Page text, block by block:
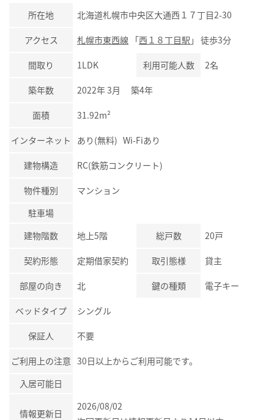
所在地 北海道札幌市中央区大通西１７丁目2-30
アクセス 札幌市東西線 「西１８丁目駅 」 徒歩3分
間取り 1LDK 利用可能人数 2名
築年数 2022年 3月 築4年
面積 31.92m²
インターネット あり(無料) Wi-Fiあり
建物構造 RC(鉄筋コンクリート)
物件種別
マンション
駐車場
建物階数
地上5階 総戸数 20戸
契約形態 定期借家契約 取引態様 貸主
部屋の向き 北 鍵の種類 電子キー
ベッドタイプ シングル
保証人 不要
ご利用上の注意 30日以上からご利用可能です。
入居可能日
情報更新日
2026/08/02